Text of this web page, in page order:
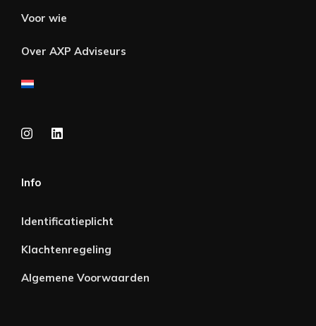
Voor wie
Over AXP Adviseurs
Info
Identificatieplicht
Klachtenregeling
Algemene Voorwaarden